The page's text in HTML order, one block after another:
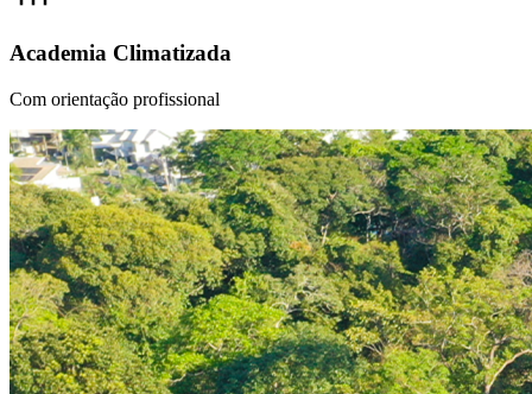
Academia Climatizada
Com orientação profissional